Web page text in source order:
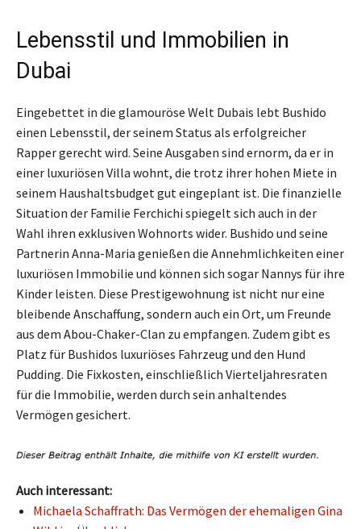
Lebensstil und Immobilien in
Dubai
Eingebettet in die glamouröse Welt Dubais lebt Bushido
einen Lebensstil, der seinem Status als erfolgreicher
Rapper gerecht wird. Seine Ausgaben sind ernorm, da er in
einer luxuriösen Villa wohnt, die trotz ihrer hohen Miete in
seinem Haushaltsbudget gut eingeplant ist. Die finanzielle
Situation der Familie Ferchichi spiegelt sich auch in der
Wahl ihren exklusiven Wohnorts wider. Bushido und seine
Partnerin Anna-Maria genießen die Annehmlichkeiten einer
luxuriösen Immobilie und können sich sogar Nannys für ihre
Kinder leisten. Diese Prestigewohnung ist nicht nur eine
bleibende Anschaffung, sondern auch ein Ort, um Freunde
aus dem Abou-Chaker-Clan zu empfangen. Zudem gibt es
Platz für Bushidos luxuriöses Fahrzeug und den Hund
Pudding. Die Fixkosten, einschließlich Vierteljahresraten
für die Immobilie, werden durch sein anhaltendes
Vermögen gesichert.
Auch interessant:
Michaela Schaffrath: Das Vermögen der ehemaligen Gina